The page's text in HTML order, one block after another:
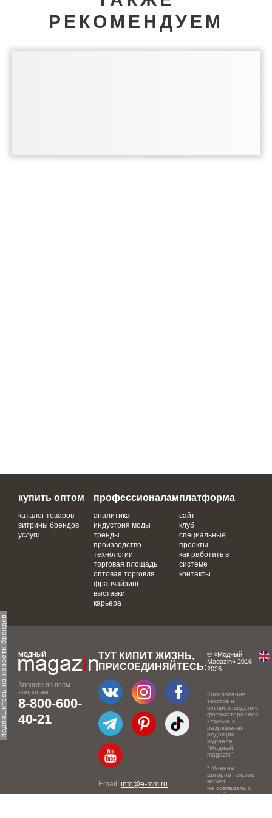
подпишитесь на новости брендов
РЕКОМЕНДУЕМ
купить оптом
каталог товаров
витрины брендов
услуги
профессионалам
аналитика
индустрия моды
тренды
производство
технологии
торговая площадь
оптовая торговля
франчайзинг
выставки
карьера
платформа
сайт
клуб
специальные
проекты
как работать в
системе
контакты
Звоните по всем
вопросам
8-800-600-
40-21
ТУТ КИПИТ ЖИЗНЬ,
ПРИСОЕДИНЯЙТЕСЬ:
Email: info@e-mm.ru
© «Модный
Magazin» 2016-
2026.
Копирование
текстов и
воспроизведение
фотоматериалов
- только с
разрешения
редакции
журнала
"Модный
magazin".
* Мнение
авторов текстов
может
не совпадать с
точкой зрения